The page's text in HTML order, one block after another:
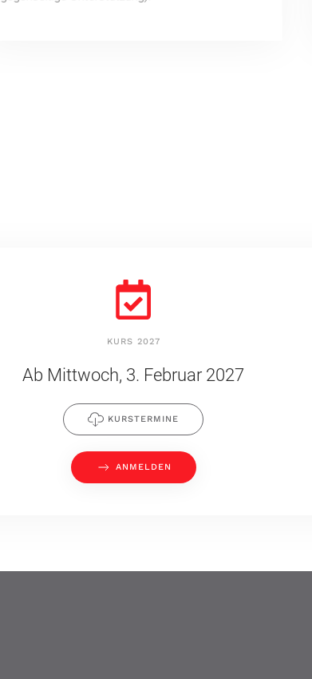
KURS 2027
Ab Mittwoch, 3. Februar 2027
KURSTERMINE
ANMELDEN